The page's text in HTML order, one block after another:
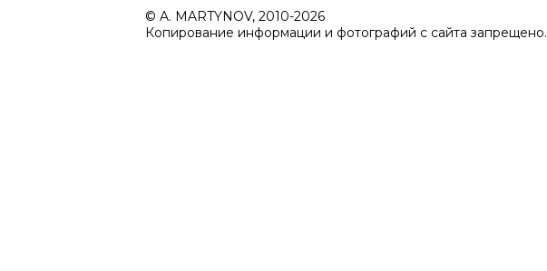
© A. MARTYNOV, 2010-2026
Копирование информации и фотографий с сайта запрещено.